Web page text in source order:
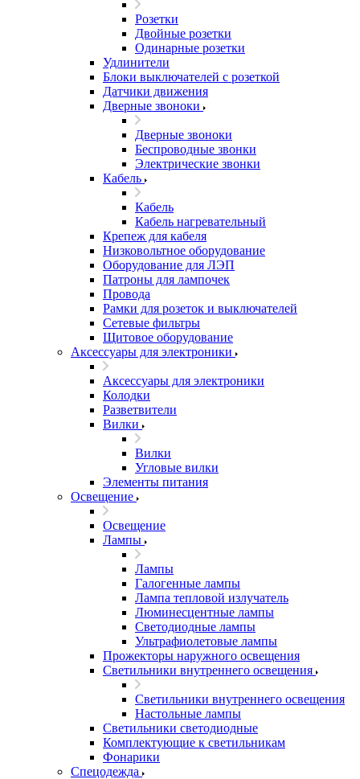
Розетки
Двойные розетки
Одинарные розетки
Удлинители
Блоки выключателей с розеткой
Датчики движения
Дверные звоноки
Дверные звоноки
Беспроводные звонки
Электрические звонки
Кабель
Кабель
Кабель нагревательный
Крепеж для кабеля
Низковольтное оборудование
Оборудование для ЛЭП
Патроны для лампочек
Провода
Рамки для розеток и выключателей
Сетевые фильтры
Щитовое оборудование
Аксессуары для электроники
Аксессуары для электроники
Колодки
Разветвители
Вилки
Вилки
Угловые вилки
Элементы питания
Освещение
Освещение
Лампы
Лампы
Галогенные лампы
Лампа тепловой излучатель
Люминесцентные лампы
Светодиодные лампы
Ультрафиолетовые лампы
Прожекторы наружного освещения
Светильники внутреннего освещения
Светильники внутреннего освещения
Настольные лампы
Светильники светодиодные
Комплектующие к светильникам
Фонарики
Спецодежда